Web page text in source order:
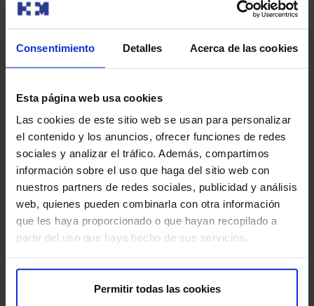
Consentimiento Detalles Acerca de las cookies
Esta página web usa cookies
Las cookies de este sitio web se usan para personalizar
el contenido y los anuncios, ofrecer funciones de redes
sociales y analizar el tráfico. Además, compartimos
información sobre el uso que haga del sitio web con
nuestros partners de redes sociales, publicidad y análisis
web, quienes pueden combinarla con otra información
que les haya proporcionado o que hayan recopilado a
partir del uso que haya hecho de sus servicios.
Permitir todas las cookies
Excelencia y calidad​
Trabaja con nosotros​
Rincón del accionista​
Más HM Hospitales
Fundación HM​
Centro Universitario CUHMED​
Instituto HM Hospitales​